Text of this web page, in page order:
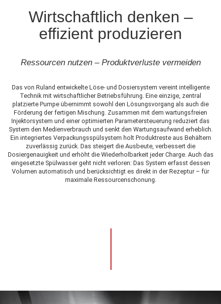
Wirtschaftlich denken –
effizient produzieren
Ressourcen nutzen – Produktverluste vermeiden
Das von Ruland entwickelte Löse- und Dosiersystem vereint intelligente
Technik mit wirtschaftlicher Betriebsführung. Eine einzige, zentral
platzierte Pumpe übernimmt sowohl den Lösungsvorgang als auch die
Förderung der fertigen Mischung. Zusammen mit dem wartungsfreien
Injektorsystem und einer optimierten Parametersteuerung reduziert das
System den Medienverbrauch und senkt den Wartungsaufwand erheblich.
Ein integriertes Verpackungsspülsystem holt Produktreste aus Behältern
zuverlässig zurück. Das steigert die Ausbeute, verbessert die
Dosiergenauigkeit und erhöht die Wiederholbarkeit jeder Charge. Auch das
eingesetzte Spülwasser geht nicht verloren: Das System erfasst dessen
Volumen automatisch und berücksichtigt es direkt in der Rezeptur – für
maximale Ressourcenschonung.